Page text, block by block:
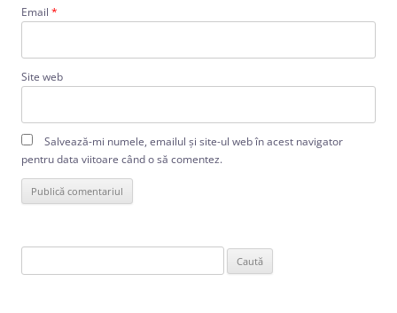
Email *
Site web
Salvează-mi numele, emailul și site-ul web în acest navigator
pentru data viitoare când o să comentez.
după: